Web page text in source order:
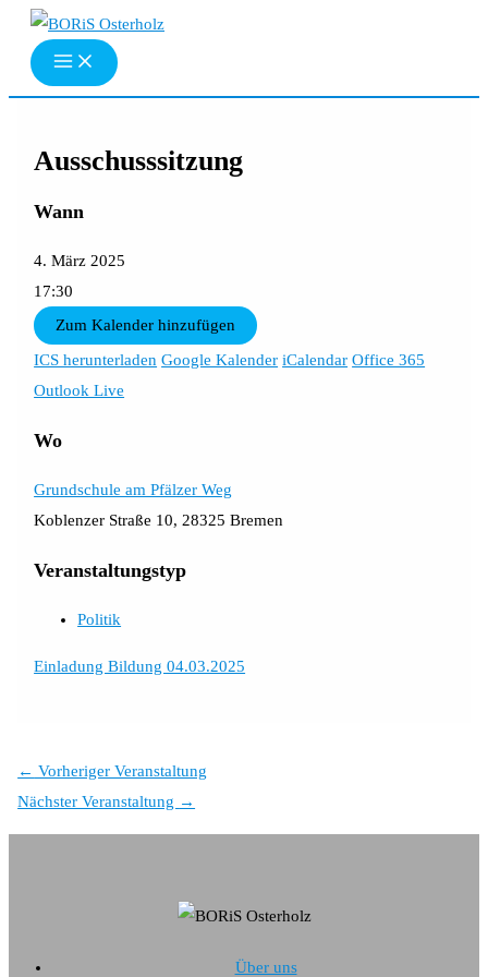
Zum
Inhalt
springen
Ausschusssitzung
Wann
4. März 2025
17:30
Zum Kalender hinzufügen
ICS herunterladen Google Kalender iCalendar Office 365
Outlook Live
Wo
Grundschule am Pfälzer Weg
Koblenzer Straße 10, 28325 Bremen
Veranstaltungstyp
Politik
Einladung Bildung 04.03.2025
← Vorheriger Veranstaltung
Nächster Veranstaltung →
Über uns